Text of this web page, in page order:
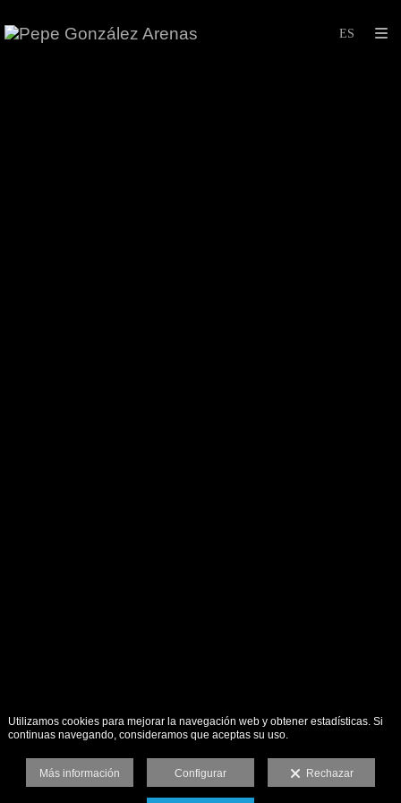
Utilizamos cookies para mejorar la navegación web y obtener estadísticas. Si
continuas navegando, consideramos que aceptas su uso.
Más información Configurar Rechazar